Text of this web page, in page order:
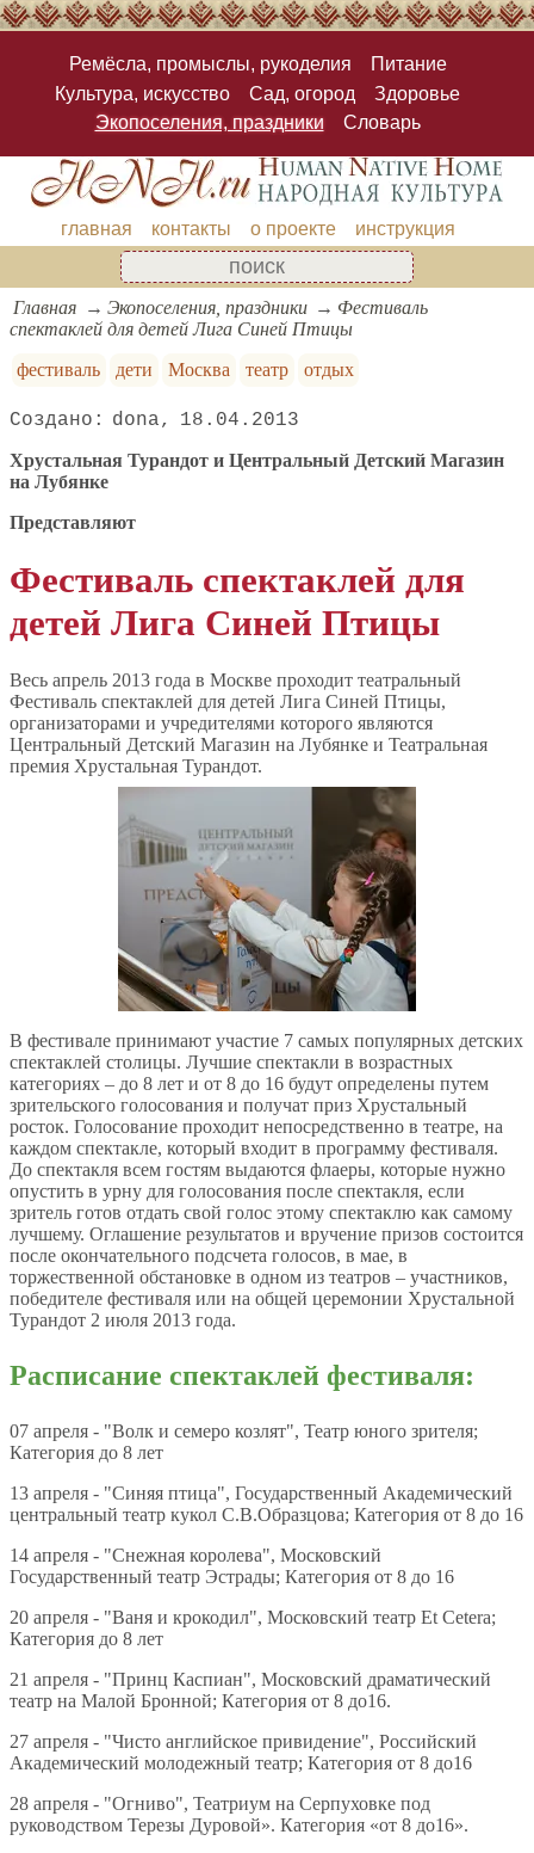
Ремёсла, промыслы, рукоделия
Питание
Культура, искусство
Сад, огород
Здоровье
Экопоселения, праздники
Словарь
главная контакты о проекте инструкция
Главная Экопоселения, праздники
Фестиваль
спектаклей для детей Лига Синей Птицы
фестиваль
дети Москва театр отдых
dona 18.04.2013
Хрустальная Турандот и Центральный Детский Магазин
на Лубянке
Представляют
Фестиваль спектаклей для
детей Лига Синей Птицы
Весь апрель 2013 года в Москве проходит театральный
Фестиваль спектаклей для детей Лига Синей Птицы,
организаторами и учредителями которого являются
Центральный Детский Магазин на Лубянке и Театральная
премия Хрустальная Турандот.
В фестивале принимают участие 7 самых популярных детских
спектаклей столицы. Лучшие спектакли в возрастных
категориях – до 8 лет и от 8 до 16 будут определены путем
зрительского голосования и получат приз Хрустальный
росток. Голосование проходит непосредственно в театре, на
каждом спектакле, который входит в программу фестиваля.
До спектакля всем гостям выдаются флаеры, которые нужно
опустить в урну для голосования после спектакля, если
зритель готов отдать свой голос этому спектаклю как самому
лучшему. Оглашение результатов и вручение призов состоится
после окончательного подсчета голосов, в мае, в
торжественной обстановке в одном из театров – участников,
победителе фестиваля или на общей церемонии Хрустальной
Турандот 2 июля 2013 года.
Расписание спектаклей фестиваля:
07 апреля - "Волк и семеро козлят", Театр юного зрителя;
Категория до 8 лет
13 апреля - "Синяя птица", Государственный Академический
центральный театр кукол С.В.Образцова; Категория от 8 до 16
14 апреля - "Снежная королева", Московский
Государственный театр Эстрады; Категория от 8 до 16
20 апреля - "Ваня и крокодил", Московский театр Et Cetera;
Категория до 8 лет
21 апреля - "Принц Каспиан", Московский драматический
театр на Малой Бронной; Категория от 8 до16.
27 апреля - "Чисто английское привидение", Российский
Академический молодежный театр; Категория от 8 до16
28 апреля - "Огниво", Театриум на Серпуховке под
руководством Терезы Дуровой». Категория «от 8 до16».